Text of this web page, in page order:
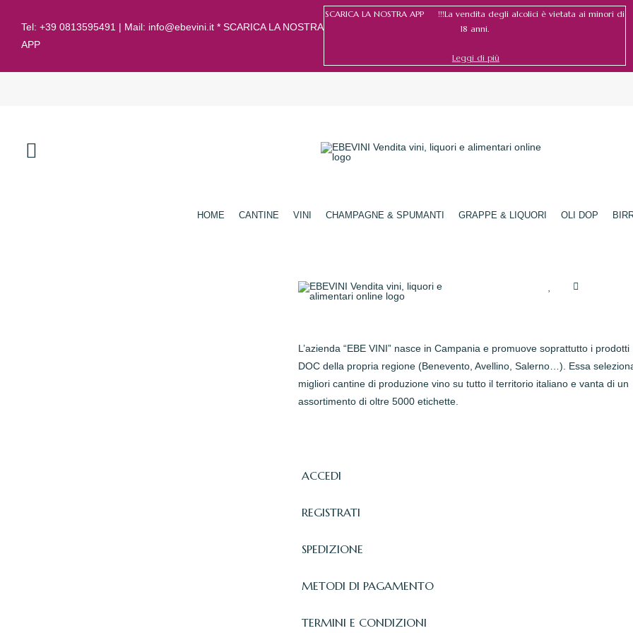
Tel: +39 0813595491 | Mail: info@ebevini.it * SCARICA LA NOSTRA
APP
SCARICA LA NOSTRA APP !!!La vendita degli alcolici è vietata ai minori di
18 anni.
Leggi di più
HOME CANTINE VINI CHAMPAGNE & SPUMANTI GRAPPE & LIQUORI OLI DOP
L’azienda “EBE VINI” nasce in Campania e promuove soprattutto i prodotti
DOC della propria regione (Benevento, Avellino, Salerno…). Essa
migliori cantine di produzione vino su tutto il territorio italiano e vanta di un
assortimento di oltre 5000 etichette.
ACCEDI
REGISTRATI
SPEDIZIONE
METODI DI PAGAMENTO
TERMINI E CONDIZIONI